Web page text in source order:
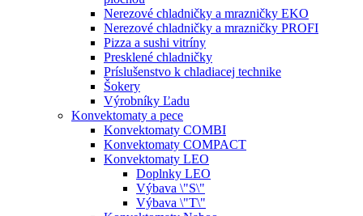
Nerezové chladničky a mrazničky EKO
Nerezové chladničky a mrazničky PROFI
Pizza a sushi vitríny
Presklené chladničky
Príslušenstvo k chladiacej technike
Šokery
Výrobníky Ľadu
Konvektomaty a pece
Konvektomaty COMBI
Konvektomaty COMPACT
Konvektomaty LEO
Doplnky LEO
Výbava \"S\"
Výbava \"T\"